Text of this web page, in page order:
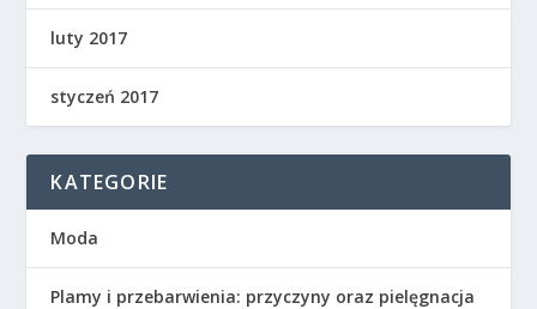
luty 2017
styczeń 2017
KATEGORIE
Moda
Plamy i przebarwienia: przyczyny oraz pielęgnacja